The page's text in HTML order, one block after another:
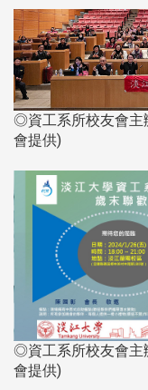
◎資工系所校友會主
會提供)
◎資工系所校友會主
會提供)